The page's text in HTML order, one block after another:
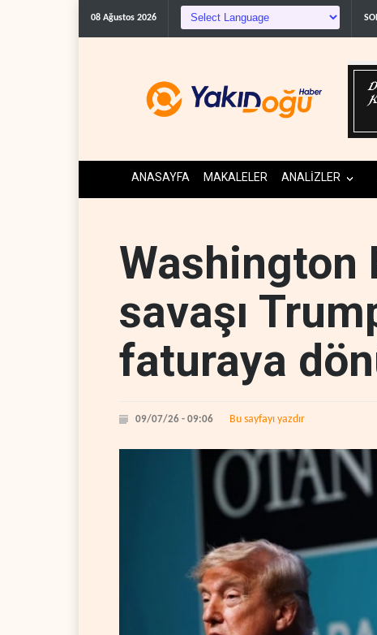
08 Ağustos 2026
ANASAYFA MAKALELER ANALİZLER
Washington
savaşı
faturaya
09/07/26 - 09:06 Bu sayfayı yazdır